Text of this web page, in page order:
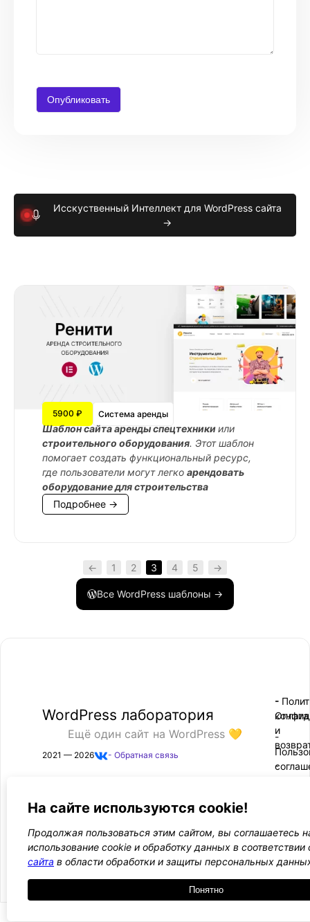
Исскуственный Интеллект для WordPress сайта
→
5900 ₽ Система аренды
Шаблон сайта аренды спецтехникиили
строительного оборудования. Этот шаблон
помогает создать функциональный ресурс,
где пользователи могут легко арендовать
оборудование для строительства
Подробнее →
← 1 2 3 4 5 →
Все WordPress шаблоны →
WordPress лаборатория
Ещё один сайт на WordPress 💛
2021 — 2026 - Обратная связь
-
-
-
Оплата
и
-
Подписаться
На сайте используются cookie!
Продолжая пользоваться этим сайтом, вы соглашаетесь
использование cookie и обработку данных в соответствии
сайта в области обработки и защиты персональных
Понятно